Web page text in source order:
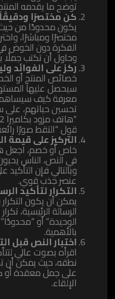
توضح ما يقدمه
كن مختصرًا
يكون محدودًا من
مختصرًا ومباشرًا،
الفكرة دون الخوض
وحاول أن تكتب
ركز على الفوائد
خصائص المنتج أو
سيحصل عليها
معرفة كيف سيساهم
تحسين حياتهم، على
قول “التقط صورًا
التركيز على قيمة
خاص أو خصم، اجعل
في النص، الناس
وبالتالي فإن
عنصر جذب قوي.
التكرار لتأكيد
يمكن أن يكون
الرسالة الرئيسية،
الوحيدة” أو
بالأهمية.
اختبار النص قبل
اقرأه بصوت عالي
نطقه، حيث يمكن أن
على جمل معقدة
الإلقاء.